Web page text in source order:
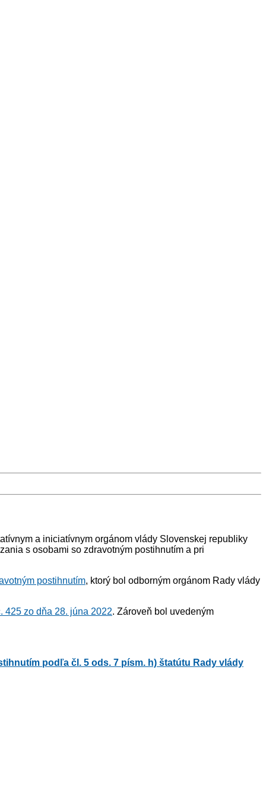
a iniciatívnym orgánom vlády Slovenskej republiky
s osobami so zdravotným postihnutím a pri
postihnutím, ktorý bol odborným orgánom Rady vlády
425 zo dňa 28. júna 2022. Zároveň bol uvedeným
podľa čl. 5 ods. 7 písm. h) štatútu Rady vlády